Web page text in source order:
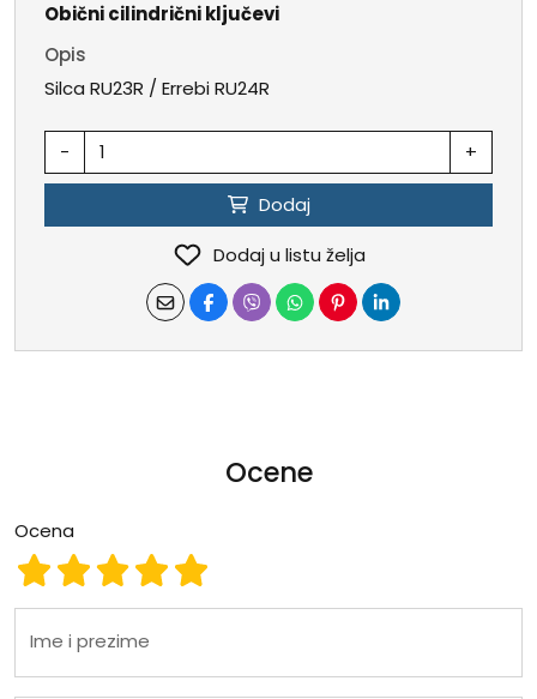
Obični cilindrični ključevi
Opis
Silca RU23R / Errebi RU24R
- +
Dodaj
Dodaj u listu želja
Ocene
Ocena
Ocena 5
Ocena 4
Ocena 3
Ocena 2
Ocena 1
Ime i prezime